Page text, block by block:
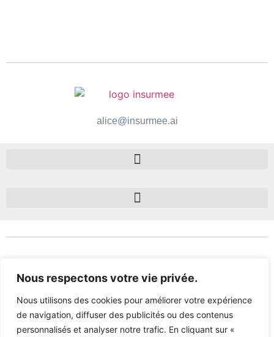
Nous respectons votre vie privée.
Nous utilisons des cookies pour améliorer votre expérience
de navigation, diffuser des publicités ou des contenus
personnalisés et analyser notre trafic. En cliquant sur «
alice@insurmee.ai
Copyright©2025 Tous droits réservés